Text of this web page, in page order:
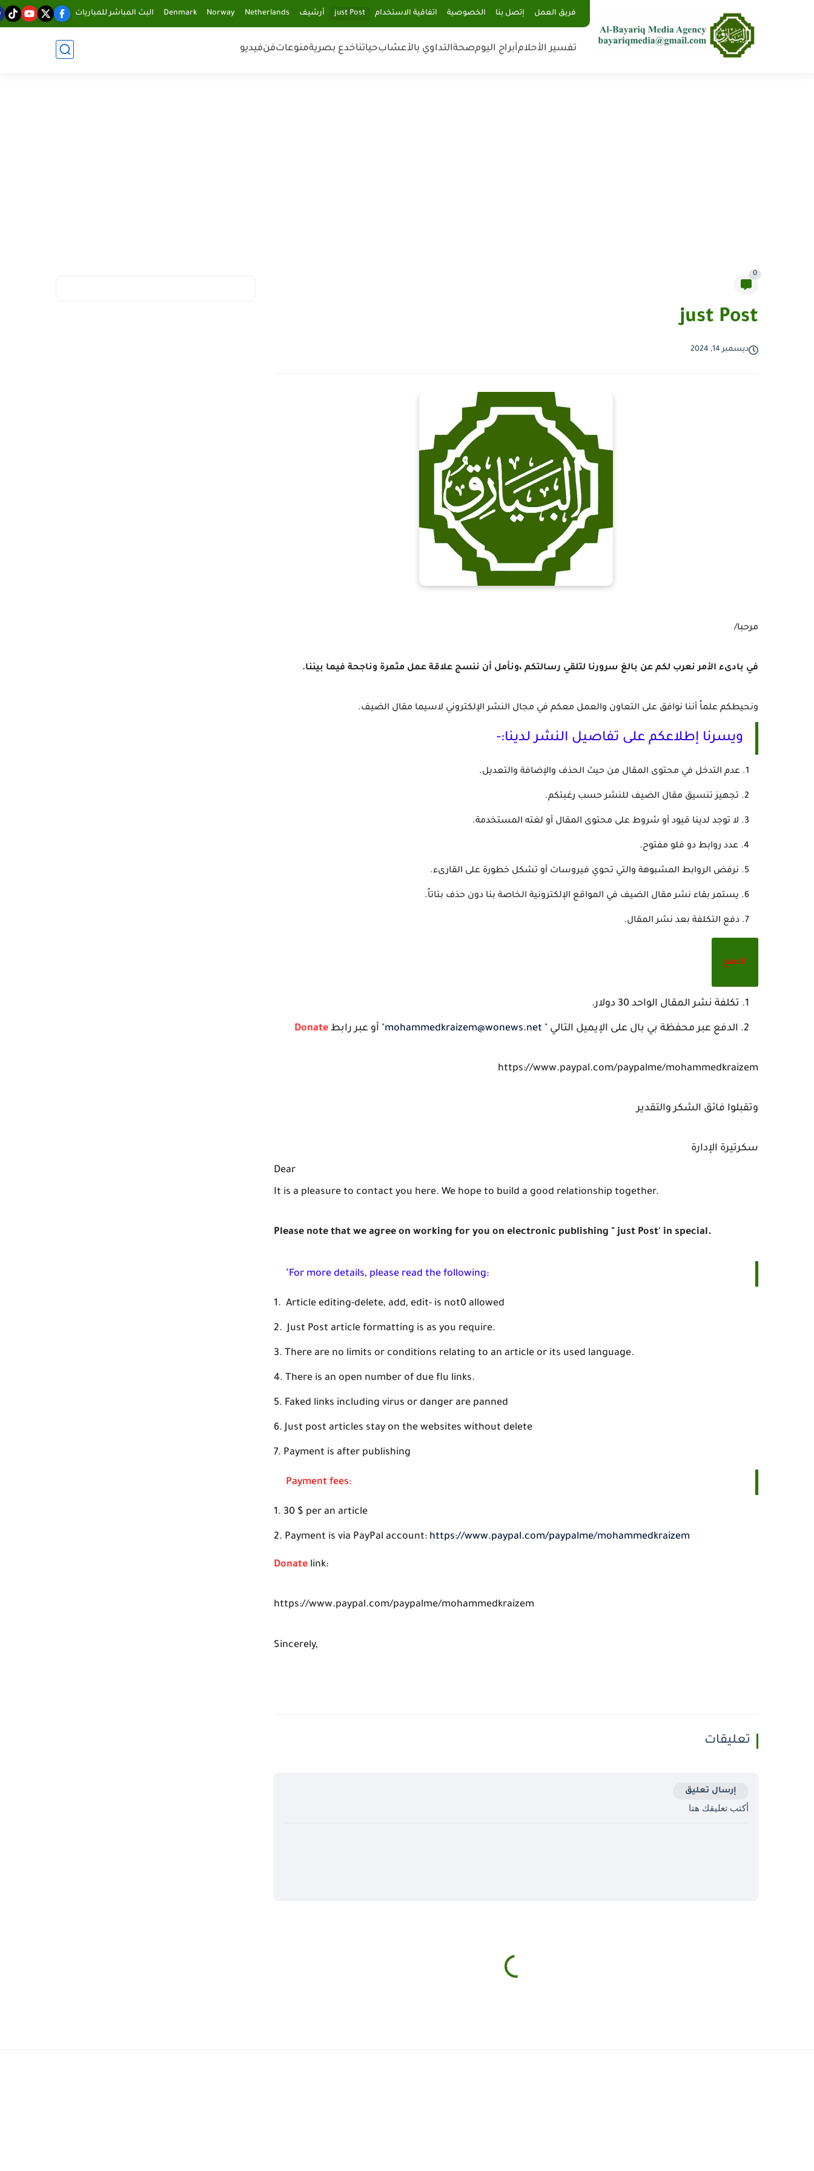
فريق العمل إتصل بنا الخصوصية اتفاقية الاستخدام just Post أرشيف Netherlands
Norway
Denmark البث المباشر للمباريات
تفسير الأحلامأبراج اليومصحةالتداوي بالأعشابحياتناخدع بصريةمنوعاتفنفيديو
0
just Post
ديسمبر 14, 2024
مرحبا/
في بادىء الأمر نعرب لكم عن بالغ سرورنا لتلقي رسالتكم ،ونأمل أن ننسج علاقة عمل مثمرة وناجحة فيما بيننا.
ونحيطكم علماً أننا نوافق على التعاون والعمل معكم في مجال النشر الإلكتروني لاسيما مقال الضيف.
ويسرنا إطلاعكم على تفاصيل النشر لدينا:-
عدم التدخل في محتوى المقال من حيث الحذف والإضافة والتعديل.
تجهيز تنسيق مقال الضيف للنشر حسب رغبتكم.
لا توجد لدينا قيود أو شروط على محتوى المقال أو لغته المستخدمة.
عدد روابط دو فلو مفتوح.
نرفض الروابط المشبوهة والتي تحوي فيروسات أو تشكل خطورة على القارىء.
يستمر بقاء نشر مقال الضيف في المواقع الإلكترونية الخاصة بنا دون حذف بتاتاً.
دفع التكلفة بعد نشر المقال.
الدفع
تكلفة نشر المقال الواحد 30 دولار.
الدفع عبر محفظة بي بال على الإيميل التالي " mohammedkraizem@wonews.net" أو عبر رابط Donate
https://www.paypal.com/paypalme/mohammedkraizem
وتقبلوا فائق الشكر والتقدير
سكرتيرة الإدارة
Dear
It is a pleasure to contact you here. We hope to build a good relationship together.
Please note that we agree on working for you on electronic publishing " just Post' in special.
’For more details, please read the following:
Article editing-delete, add, edit- is not0 allowed
Just Post article formatting is as you require.
There are no limits or conditions relating to an article or its used language.
There is an open number of due flu links.
Faked links including virus or danger are panned
Just post articles stay on the websites without delete
Payment is after publishing
Payment fees:
30 $ per an article
Payment is via PayPal account: https://www.paypal.com/paypalme/mohammedkraizem
Donate link:
https://www.paypal.com/paypalme/mohammedkraizem
Sincerely,
تعليقات
إرسال تعليق
أكتب تعليقك هتا